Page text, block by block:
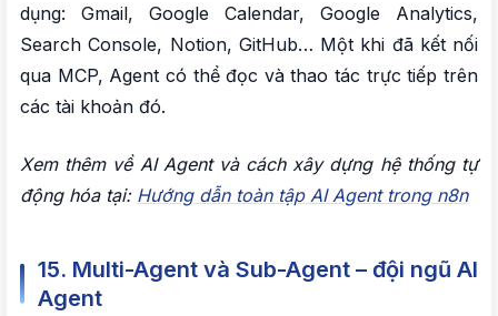
dụng: Gmail, Google Calendar, Google Analytics,
Search Console, Notion, GitHub… Một khi đã kết nối
qua MCP, Agent có thể đọc và thao tác trực tiếp trên
các tài khoản đó.
Xem thêm về AI Agent và cách xây dựng hệ thống tự
động hóa tại: Hướng dẫn toàn tập AI Agent trong n8n
15. Multi-Agent và Sub-Agent – đội ngũ AI
Agent